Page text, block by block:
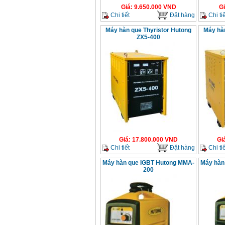
Giá: 9.650.000VND
Chi tiết
Đặt hàng
Chi
Máy hàn que Thyristor Hutong
ZX5-400
Giá: 17.800.000 VND
Chi tiết
Đặt hàng
Máy
Chi
Máy hàn que IGBT Hutong MMA-
200
Máy